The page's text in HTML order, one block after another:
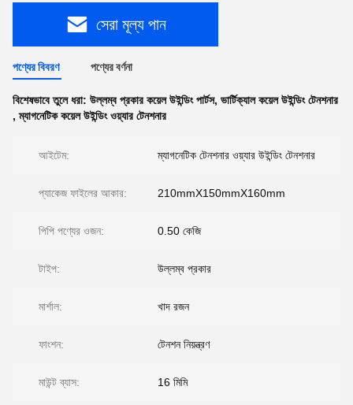
সেরা মূল্য পান
পণ্যের বিবরণ পণ্যের বর্ণনা
বিশেষভাবে তুলে ধরা: উল্লম্ব প্রকার কয়েল উইন্ডিং পার্টস, ভার্টিক্যাল কয়েল উইন্ডিং টেনশনার
,ম্যাগনেটিক কয়েল উইন্ডিং ওয়্যার টেনশনার
আইটেম: ম্যাগনেটিক টেনশনার ওয়্যার উইন্ডিং টেনশনার
প্যাকেজ ফাইলের আকার: 210mmX150mmX160mm
পিপি পণ্যের ওজন: 0.50 কেজি
টাইপ: উল্লম্ব প্রকার
মার্শাল: খাদ রজন
ফাংশন: টেনশন নিয়ন্ত্রণ
মাউন্ট ব্যাস: 16 মিমি